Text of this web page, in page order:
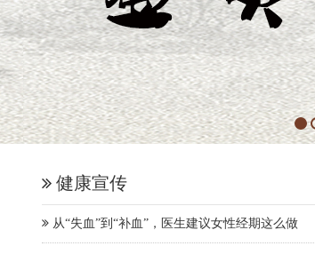
健康宣传
从“失血”到“补血”，医生建议女性经期这么做